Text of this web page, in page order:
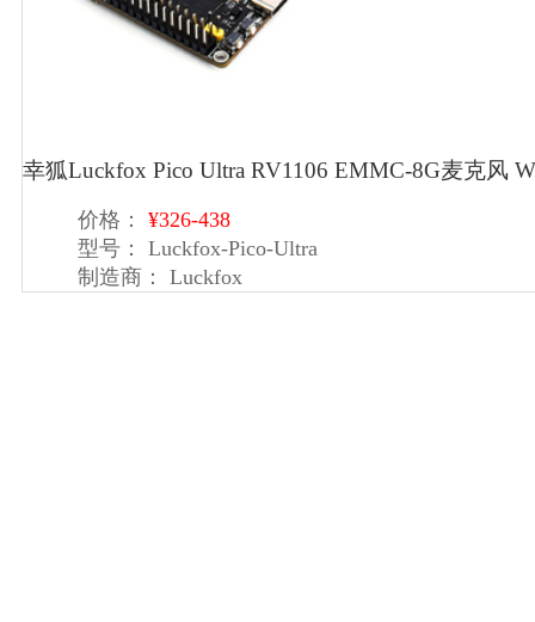
幸狐Luckfox Pico Ultra RV1106 EMMC-8G麦克风
价格：
¥326-438
型号：
Luckfox-Pico-Ultra
制造商：
Luckfox